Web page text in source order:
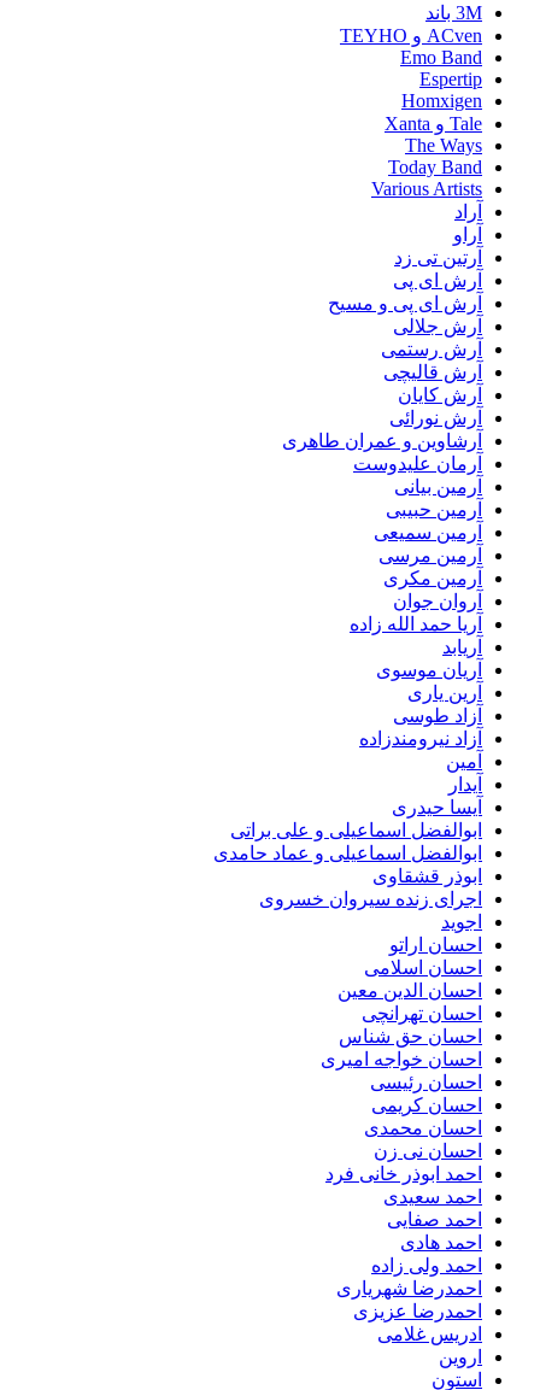
3M باند
ACven و TEYHO
Emo Band
Espertip
Homxigen
Tale و Xanta
The Ways
Today Band
Various Artists
آراد
آراو
آرتین تی زد
آرش ای پی
آرش ای پی و مسیح
آرش جلالی
آرش رستمی
آرش قالیچی
آرش کایان
آرش نورائی
آرشاوین و عمران طاهری
آرمان علیدوست
آرمین بیانی
آرمین حبیبی
آرمین سمیعی
آرمین مرسی
آرمین مکری
آروان جوان
آریا حمد الله زاده
آریابد
آریان موسوی
آرین یاری
آزاد طوسی
آزاد نیرومندزاده
آمین
آیدار
آیسا حیدری
ابوالفضل اسماعیلی و علی براتی
ابوالفضل اسماعیلی و عماد حامدی
ابوذر قشقاوی
اجرای زنده سیروان خسروی
اجوید
احسان اراتو
احسان اسلامی
احسان الدین معین
احسان تهرانچی
احسان حق شناس
احسان خواجه امیری
احسان رئیسی
احسان کریمی
احسان محمدی
احسان نی زن
احمد ابوذر خانی فرد
احمد سعیدی
احمد صفایی
احمد هادی
احمد ولی زاده
احمدرضا شهریاری
احمدرضا عزیزی
ادریس غلامی
اروین
استون